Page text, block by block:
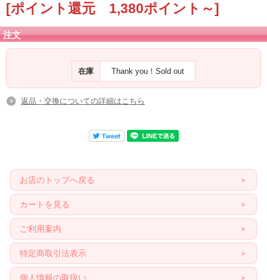
[ポイント還元 1,380ポイント～]
注文
在庫 Thank you！Sold out
返品・交換についての詳細はこちら
お店のトップへ戻る
カートを見る
ご利用案内
特定商取引法表示
個人情報の取扱い